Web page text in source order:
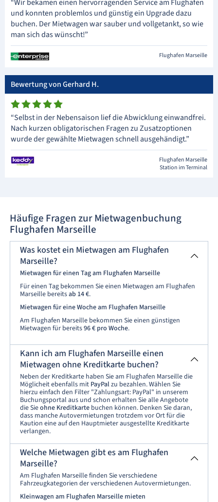
“Wir bekamen einen hervorragenden Service am Flughafen
und konnten problemlos und günstig ein Upgrade dazu
buchen. Der Mietwagen war sauber und vollgetankt, so wie
man sich das wünscht!”
Flughafen Marseille
Bewertung von Gerhard H.
“Selbst in der Nebensaison lief die Abwicklung einwandfrei.
Nach kurzen obligatorischen Fragen zu Zusatzoptionen
wurde der gewählte Mietwagen schnell ausgehändigt.”
Flughafen Marseille
Station im Terminal
Häufige Fragen zur Mietwagenbuchung
Flughafen Marseille
Was kostet ein Mietwagen am Flughafen
Marseille?
Mietwagen für einen Tag am Flughafen Marseille
Für einen Tag bekommen Sie einen Mietwagen am Flughafen
Marseille bereitsab 14 €.
Mietwagen für eine Woche am Flughafen Marseille
Am Flughafen Marseille bekommen Sie einen günstigen
Mietwagen für bereits96 € pro Woche.
Kann ich am Flughafen Marseille einen
Mietwagen ohne Kreditkarte buchen?
Neben der Kreditkarte haben Sie am Flughafen Marseille die
Möglicheit ebenfalls mit PayPalzu bezahlen. Wählen Sie
hierzu einfach den Filter "Zahlungsart: PayPal" in unserem
Buchungsportal aus und schon erhalten Sie alle Angebote
die Sieohne Kreditkarte buchen können. Denken Sie daran,
dass manche Autovermietungen trotzdem vor Ort für die
Kaution eine auf den Hauptmieter ausgestellte Kreditkarte
verlangen.
Welche Mietwagen gibt es am Flughafen
Marseille?
Am Flughafen Marseille finden Sie verschiedene
Fahrzeugkategorien der verschiedenen Autovermietungen.
Kleinwagen am Flughafen Marseille mieten